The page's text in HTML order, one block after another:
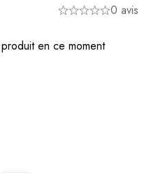
0 avis
en ce moment